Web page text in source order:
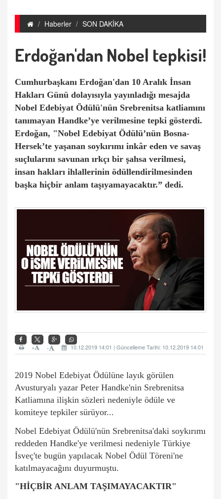
Haberler SON DAKİKA
Erdoğan'dan Nobel tepkisi!
Cumhurbaşkanı Erdoğan'dan 10 Aralık İnsan
Hakları Günü dolayısıyla yayınladığı mesajda
Nobel Edebiyat Ödülü'nün Srebrenitsa katliamını
tanımayan Handke’ye verilmesine tepki gösterdi.
Erdoğan, "Nobel Edebiyat Ödülü’nün Bosna-
Hersek’te yaşanan soykırımı inkâr eden ve savaş
suçlularını savunan ırkçı bir şahsa verilmesi,
insan hakları ihlallerinin ödüllendirilmesinden
başka hiçbir anlam taşıyamayacaktır.” dedi.
10.12.2019 14:01 | Güncelleme Tarihi: 10.12.2019 14:01
-
+
2019 Nobel Edebiyat Ödülüne layık görülen
Avusturyalı yazar Peter Handke'nin Srebrenitsa
Katliamına ilişkin sözleri nedeniyle ödüle ve
komiteye tepkiler sürüyor...
Nobel Edebiyat Ödülü'nün Srebrenitsa'daki soykırımı
reddeden Handke'ye verilmesi nedeniyle Türkiye
İsveç'te bugün yapılacak Nobel Ödül Töreni'ne
katılmayacağını duyurmuştu.
"HİÇBİR ANLAM TAŞIMAYACAKTIR"